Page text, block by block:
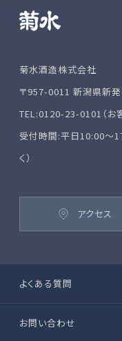
菊水酒造株式会社
〒957-0011 新潟県新
TEL:0120-23-0101（お
受付時間:平日10:00～
く）
アクセス
よくある質問
お問い合わせ